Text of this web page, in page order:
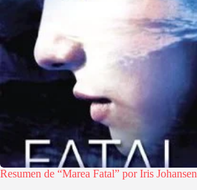
Resumen de “Marea Fatal” por Iris Johansen